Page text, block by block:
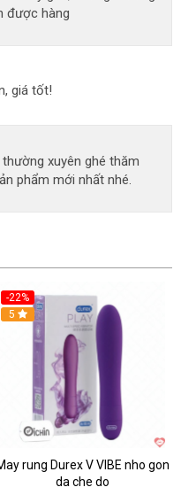
được hàng
giá tốt!
xuyên ghé thăm
phẩm mới nhất nhé.
-22%
Hot
5
rung Durex V VIBE nho gon
da che do